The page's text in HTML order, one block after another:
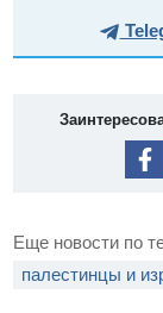
Еще новости по
палестинцы и